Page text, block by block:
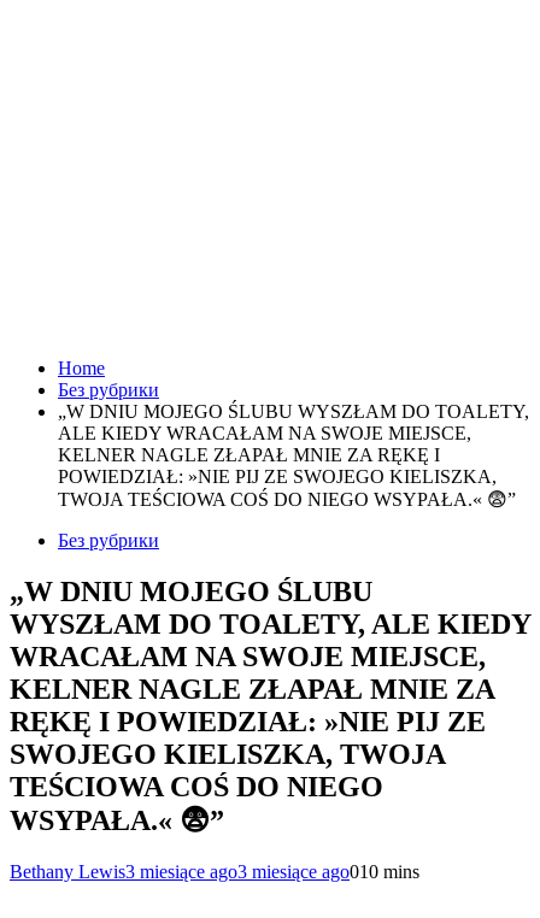
Home
Без рубрики
„W DNIU MOJEGO ŚLUBU WYSZŁAM DO TOALETY,
ALE KIEDY WRACAŁAM NA SWOJE MIEJSCE,
KELNER NAGLE ZŁAPAŁ MNIE ZA RĘKĘ I
POWIEDZIAŁ: »NIE PIJ ZE SWOJEGO KIELISZKA,
TWOJA TEŚCIOWA COŚ DO NIEGO WSYPAŁA.« 😨”
Без рубрики
„W DNIU MOJEGO ŚLUBU
WYSZŁAM DO TOALETY, ALE KIEDY
WRACAŁAM NA SWOJE MIEJSCE,
KELNER NAGLE ZŁAPAŁ MNIE ZA
RĘKĘ I POWIEDZIAŁ: »NIE PIJ ZE
SWOJEGO KIELISZKA, TWOJA
TEŚCIOWA COŚ DO NIEGO
WSYPAŁA.« 😨”
Bethany Lewis3 miesiące ago3 miesiące ago010 mins